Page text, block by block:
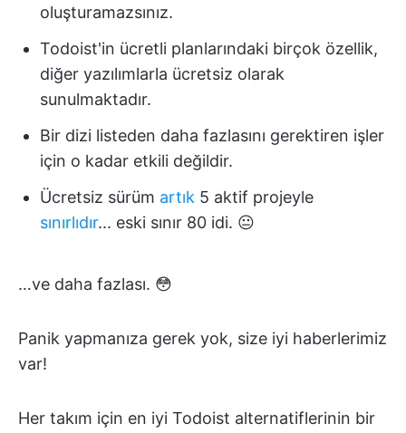
oluşturamazsınız.
Todoist'in ücretli planlarındaki birçok özellik,
diğer yazılımlarla ücretsiz olarak
sunulmaktadır.
Bir dizi listeden daha fazlasını gerektiren işler
için o kadar etkili değildir.
Ücretsiz sürüm artık 5 aktif projeyle
sınırlıdır... eski sınır 80 idi. 😐
…ve daha fazlası. 😳
Panik yapmanıza gerek yok, size iyi haberlerimiz
var!
Her takım için en iyi Todoist alternatiflerinin bir